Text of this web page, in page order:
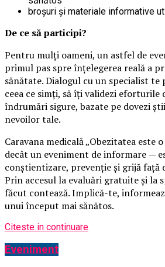
broșuri și materiale informative
De ce să participi?
Pentru mulți oameni, un astfel de
primul pas spre înțelegerea reală a
sănătate. Dialogul cu un specialist te
ceea ce simți, să îți validezi eforturile
îndrumări sigure, bazate pe dovezi
nevoilor tale.
Caravana medicală „Obezitatea este
decât un eveniment de informare —
conștientizare, prevenție și grijă față
Prin accesul la evaluări gratuite și la
făcut contează. Implică-te,
unui început mai sănătos.
Citeste in continuare
Eveniment